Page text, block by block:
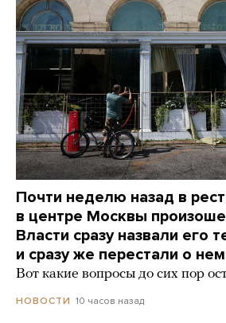
Почти неделю назад в
в центре Москвы
Власти сразу назвали его
и сразу же перестали о
Вот какие вопросы до сих пор
НОВОСТИ 10 часов назад